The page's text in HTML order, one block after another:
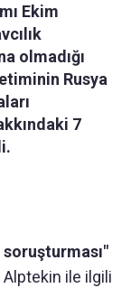
Ekim
olmadığı
Rusya
7
soruşturması"
Alptekin ile ilgili